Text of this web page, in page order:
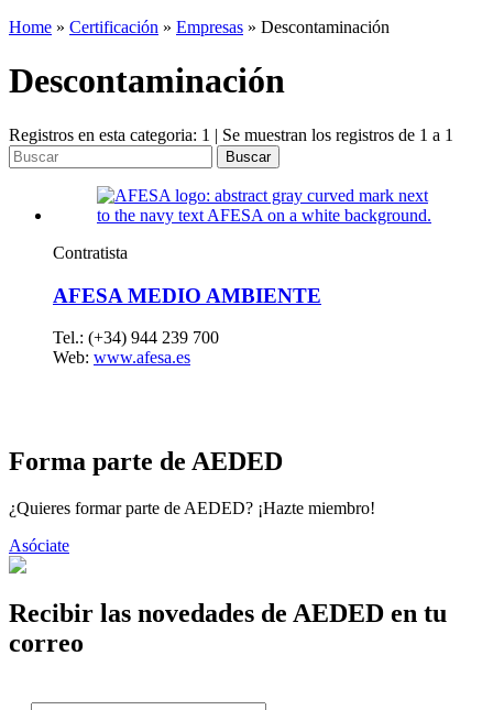
Home » Certificación » Empresas » Descontaminación
Descontaminación
Registros en esta categoria: 1 | Se muestran los registros de 1 a 1
Buscar
Contratista
AFESA MEDIO AMBIENTE
Tel.: (+34) 944 239 700
Web: www.afesa.es
Forma parte de AEDED
¿Quieres formar parte de AEDED? ¡Hazte miembro!
Asóciate
Recibir las novedades de AEDED en tu
correo